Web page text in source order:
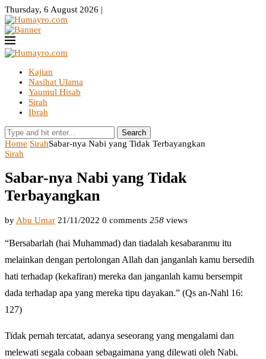
Thursday, 6 August 2026 |
Kajian
Nasihat Ulama
Yaumul Hisab
Sirah
Ibrah
Search
Home SirahSabar-nya Nabi yang Tidak Terbayangkan
Sirah
Sabar-nya Nabi yang Tidak
Terbayangkan
by Abu Umar 21/11/2022 0 comments 258 views
“Bersabarlah (hai Muhammad) dan tiadalah kesabaranmu itu
melainkan dengan pertolongan Allah dan janganlah kamu bersedih
hati terhadap (kekafiran) mereka dan janganlah kamu bersempit
dada terhadap apa yang mereka tipu dayakan.” (Qs an-Nahl 16:
127)
Tidak pernah tercatat, adanya seseorang yang mengalami dan
melewati segala cobaan sebagaimana yang dilewati oleh Nabi.